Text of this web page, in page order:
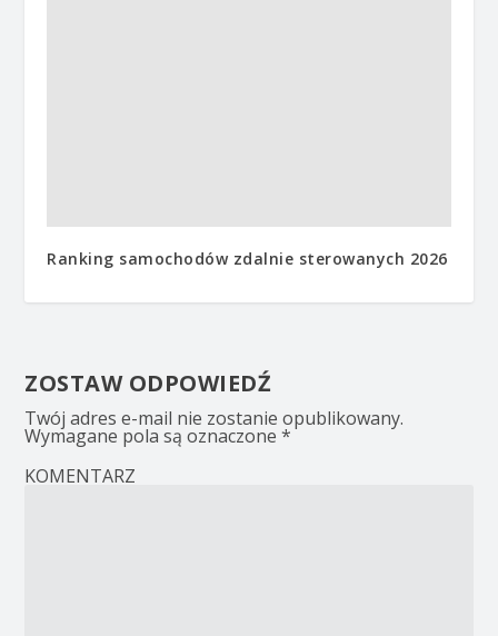
Ranking samochodów zdalnie sterowanych 2026
ZOSTAW ODPOWIEDŹ
Twój adres e-mail nie zostanie opublikowany.
Wymagane pola są oznaczone*
KOMENTARZ